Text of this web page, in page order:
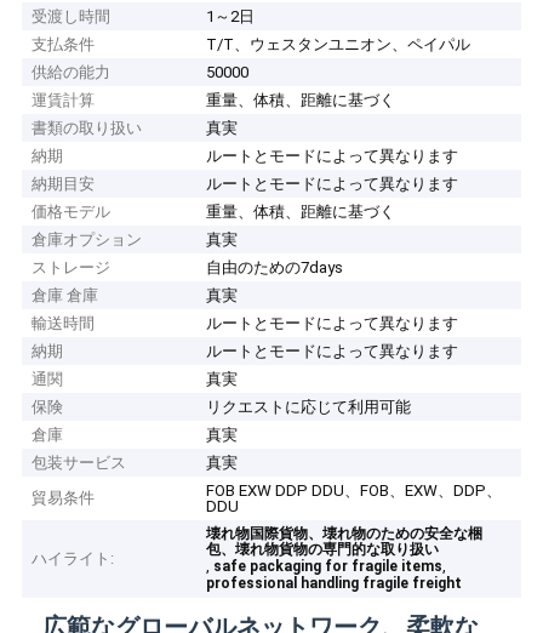
受渡し時間
1～2日
支払条件
T/T、ウェスタンユニオン、ペイパル
供給の能力
50000
運賃計算
重量、体積、距離に基づく
書類の取り扱い
真実
納期
ルートとモードによって異なります
納期目安
ルートとモードによって異なります
価格モデル
重量、体積、距離に基づく
倉庫オプション
真実
ストレージ
自由のための7days
倉庫 倉庫
真実
輸送時間
ルートとモードによって異なります
納期
ルートとモードによって異なります
通関
真実
保険
リクエストに応じて利用可能
倉庫
真実
包装サービス
真実
貿易条件
FOB EXW DDP DDU、FOB、EXW、DDP、
DDU
ハイライト:
壊れ物国際貨物、壊れ物のための安全な梱
包、壊れ物貨物の専門的な取り扱い
, safe packaging for fragile items,
professional handling fragile freight
広範なグローバルネットワーク、柔軟な